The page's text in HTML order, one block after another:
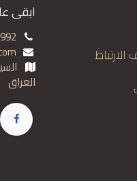
ابقى
العراق